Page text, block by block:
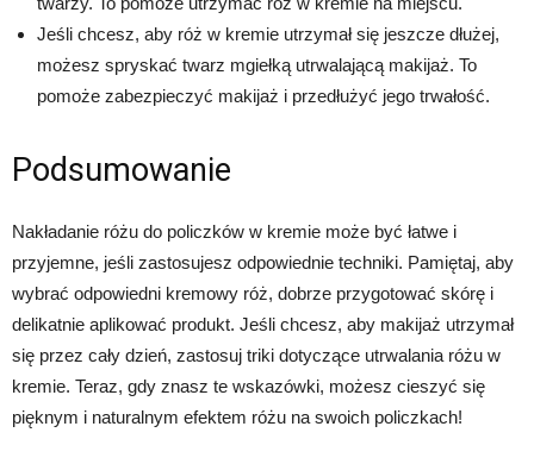
Jeśli chcesz, aby róż w kremie utrzymał się jeszcze dłużej,
możesz spryskać twarz mgiełką utrwalającą makijaż. To
pomoże zabezpieczyć makijaż i przedłużyć jego trwałość.
Podsumowanie
Nakładanie różu do policzków w kremie może być łatwe i
przyjemne, jeśli zastosujesz odpowiednie techniki. Pamiętaj, aby
wybrać odpowiedni kremowy róż, dobrze przygotować skórę i
delikatnie aplikować produkt. Jeśli chcesz, aby makijaż utrzymał
się przez cały dzień, zastosuj triki dotyczące utrwalania różu w
kremie. Teraz, gdy znasz te wskazówki, możesz cieszyć się
pięknym i naturalnym efektem różu na swoich policzkach!